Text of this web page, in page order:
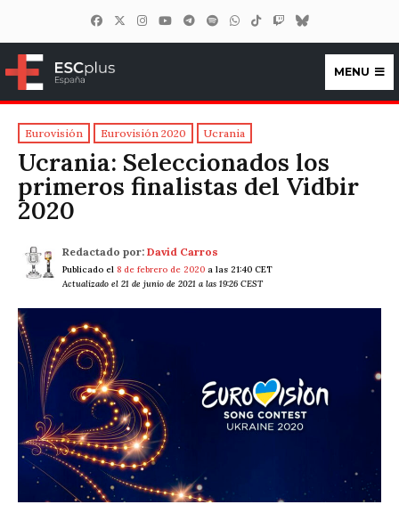
ESCplus España
MENU
Eurovisión Eurovisión 2020 Ucrania
Ucrania: Seleccionados los
primeros finalistas del Vidbir
2020
Redactado por: David Carros
Publicado el 8 de febrero de 2020 a las 21:40 CET
Actualizado el 21 de junio de 2021 a las 19:26 CEST